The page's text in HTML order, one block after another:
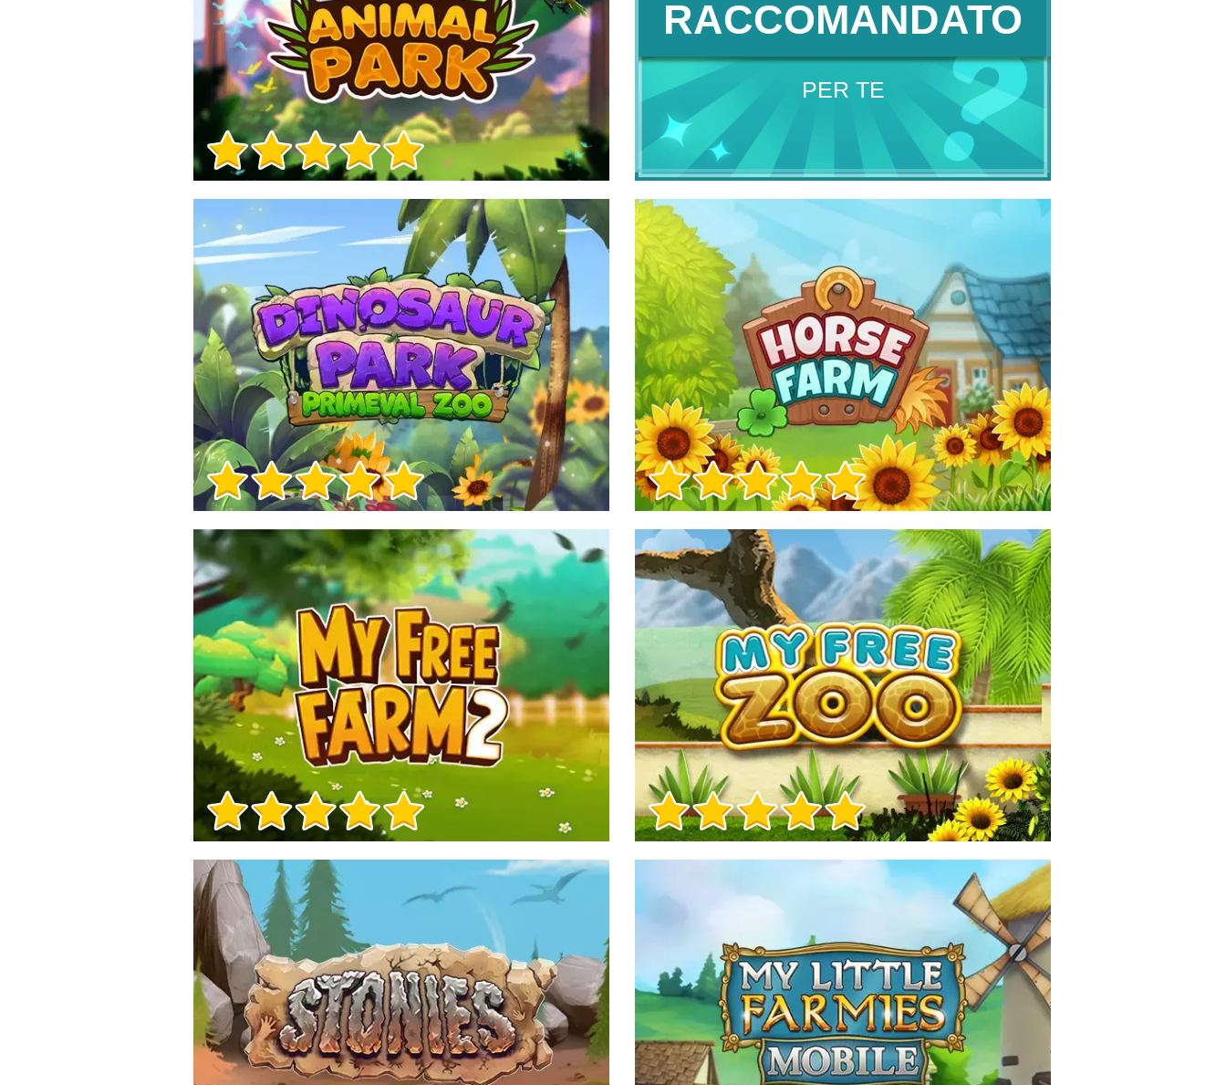
Info sul Gioco
RACCOMANDATO
PER TE
Info sul Gioco Info sul Gioco